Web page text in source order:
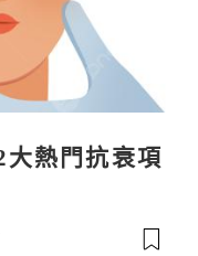
熱門抗衰項